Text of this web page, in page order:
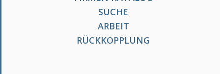
SUCHE
ARBEIT
RÜCKKOPPLUNG